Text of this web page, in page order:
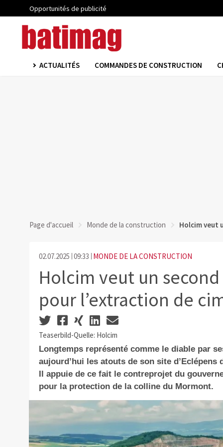
Opportunités de publicité
ACTUALITÉS COMMANDES DE CONSTRUCTION
Page d'accueil Monde de la construction Holcim veut
02.07.2025 09:33 MONDE DE LA CONSTRUCTION
Holcim veut un
pour l’extraction de
Teaserbild-Quelle: Holcim
Longtemps représenté comme le diable par
aujourd’hui les atouts de son site
Il appuie de ce fait le contreprojet du
pour la protection de la colline du Mormont.